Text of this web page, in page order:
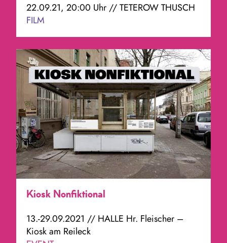
22.09.21, 20:00 Uhr // TETEROW THUSCH
FILM
Kiosk Nonfiktional
13.-29.09.2021 // HALLE Hr. Fleischer –
Kiosk am Reileck